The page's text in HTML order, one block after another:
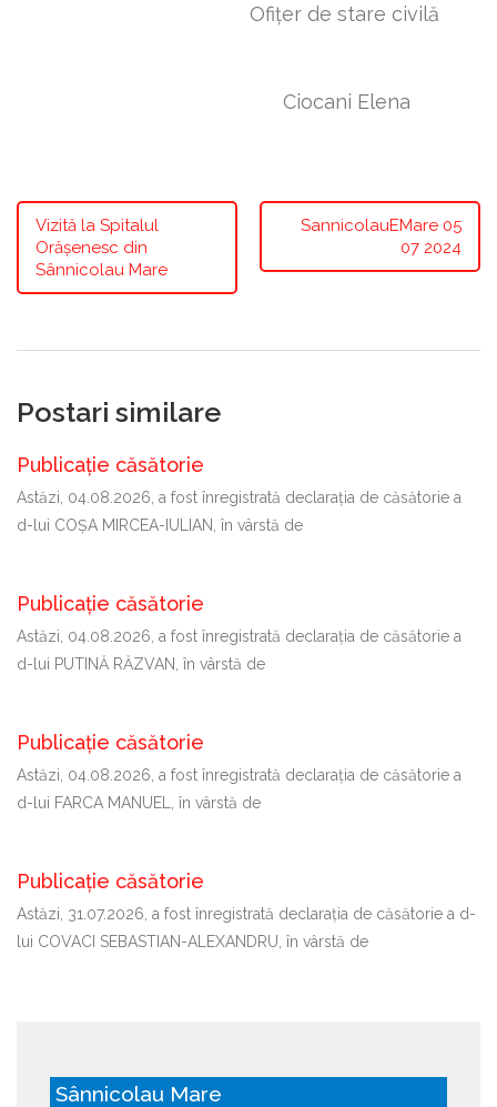
Ofiţer de stare civilă
Ciocani Elena
Vizită la Spitalul
Orășenesc din
Sânnicolau Mare
SannicolauEMare 05
07 2024
Postari similare
Publicație căsătorie
Astăzi, 04.08.2026, a fost înregistrată declaraţia de căsătorie a
d-lui COȘA MIRCEA-IULIAN, în vârstă de
Publicație căsătorie
Astăzi, 04.08.2026, a fost înregistrată declaraţia de căsătorie a
d-lui PUTINĂ RĂZVAN, în vârstă de
Publicație căsătorie
Astăzi, 04.08.2026, a fost înregistrată declaraţia de căsătorie a
d-lui FARCA MANUEL, în vârstă de
Publicație căsătorie
Astăzi, 31.07.2026, a fost înregistrată declaraţia de căsătorie a d-
lui COVACI SEBASTIAN-ALEXANDRU, în vârstă de
Sânnicolau Mare